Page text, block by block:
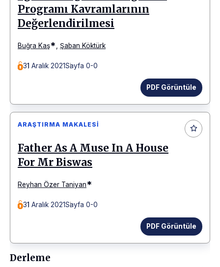
Programı Kavramlarının
Değerlendirilmesi
Buğra Kaş* Şaban Köktürk
31 Aralık 2021Sayfa 0-0
PDF Görüntüle
ARAŞTIRMA MAKALESI
Father As A Muse In A House
For Mr Biswas
Reyhan Özer Taniyan*
31 Aralık 2021Sayfa 0-0
PDF Görüntüle
Derleme